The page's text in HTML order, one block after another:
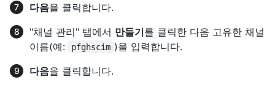
다음을 클릭합니다.
"채널 관리" 탭에서 만들기를 클릭한 다음 고유한 채널
이름(예:
pfghscim )을 입력합니다.
다음을 클릭합니다.